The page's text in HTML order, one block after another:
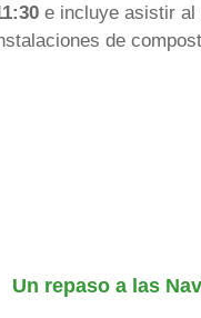
e incluye asistir al
de
Un repaso a las